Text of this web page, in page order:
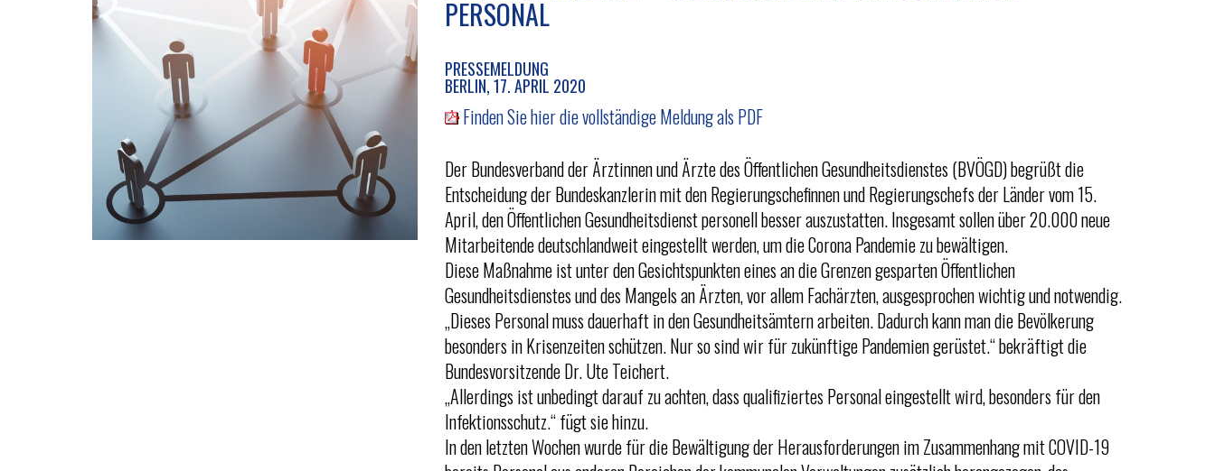
PERSONAL
PRESSEMELDUNG
BERLIN, 17. APRIL 2020
Finden Sie hier die vollständige Meldung als PDF
Der Bundesverband der Ärztinnen und Ärzte des Öffentlichen Gesundheitsdienstes (BVÖGD) begrüßt die
Entscheidung der Bundeskanzlerin mit den Regierungschefinnen und Regierungschefs der Länder vom 15.
April, den Öffentlichen Gesundheitsdienst personell besser auszustatten. Insgesamt sollen über 20.000 neue
Mitarbeitende deutschlandweit eingestellt werden, um die Corona Pandemie zu bewältigen.
Diese Maßnahme ist unter den Gesichtspunkten eines an die Grenzen gesparten Öffentlichen
Gesundheitsdienstes und des Mangels an Ärzten, vor allem Fachärzten, ausgesprochen wichtig und notwendig.
„Dieses Personal muss dauerhaft in den Gesundheitsämtern arbeiten. Dadurch kann man die Bevölkerung
besonders in Krisenzeiten schützen. Nur so sind wir für zukünftige Pandemien gerüstet.“ bekräftigt die
Bundesvorsitzende Dr. Ute Teichert.
„Allerdings ist unbedingt darauf zu achten, dass qualifiziertes Personal eingestellt wird, besonders für den
Infektionsschutz.“ fügt sie hinzu.
In den letzten Wochen wurde für die Bewältigung der Herausforderungen im Zusammenhang mit COVID-19